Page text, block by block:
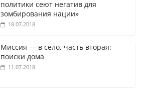
политики сеют негатив для
зомбирования нации»
18.07.2018
Миссия — в село, часть вторая:
поиски дома
11.07.2018